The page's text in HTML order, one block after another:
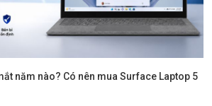
năm nào? Có nên mua Surface Laptop 5